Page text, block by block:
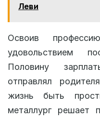
Леви
Освоив
удовольствием
Половину
отправлял
жизнь быть
металлург решает